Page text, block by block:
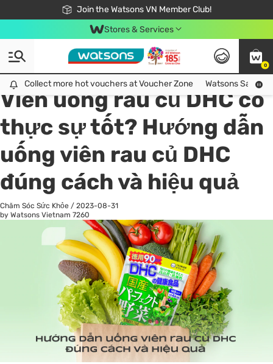
Join the Watsons VN Member Club!
Free Shipping For Order From 249,000Đ
24h Fast delivery in Hồ Chí Minh City
Stores & Services
0
Collect more hot vouchers at Voucher Zone
Collect more hot vouchers at Voucher Zone Watsons Safety
All
Chăm Sóc Cá Nhân
Viên uống rau củ DHC có
thực sự tốt? Hướng dẫn
uống viên rau củ DHC
đúng cách và hiệu quả
Chăm Sóc Sức Khỏe / 2023-08-31
by Watsons Vietnam 7260